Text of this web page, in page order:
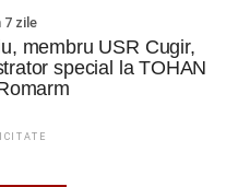
7 zile
membru USR Cugir,
special la TOHAN